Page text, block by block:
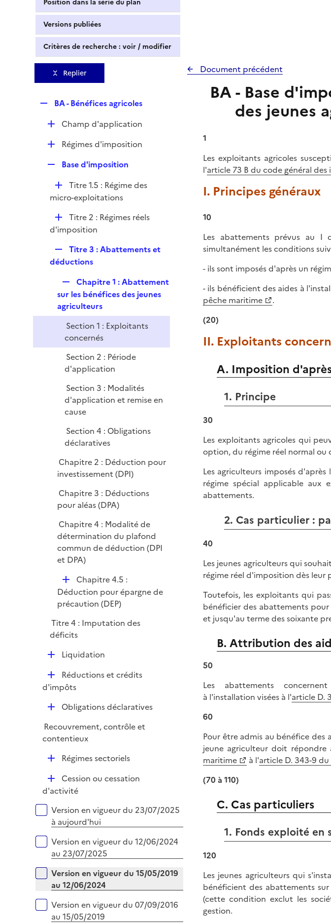
Position dans la série du plan
Versions publiées
Critères de recherche : voir / modifier
Replier
p
l
i
e
BA - Bénéfices agricoles
D
e
r
Champ d'application
D
l
i
e
r
Régimes d'imposition
p
l
i
e
r
Base d'imposition
D
é
i
r
Titre 1.5 : Régime des
micro-exploitations
D
é
i
Titre 2 : Régimes réels
d'imposition
e
l
i
e
r
Titre 3 : Abattements et
déductions
e
p
l
i
e
Chapitre 1 : Abattement
sur les bénéfices des jeunes
agriculteurs
Section 1 : Exploitants
concernés
Section 2 : Période
d'application
Section 3 : Modalités
d'application et remise en
cause
Section 4 : Obligations
déclaratives
Chapitre 2 : Déduction pour
investissement (DPI)
Chapitre 3 : Déductions
pour aléas (DPA)
Chapitre 4 : Modalité de
détermination du plafond
commun de déduction (DPI
et DPA)
D
é
p
i
e
Chapitre 4.5 :
Déduction pour épargne de
précaution (DEP)
Titre 4 : Imputation des
déficits
D
l
r
Liquidation
D
é
e
r
Réductions et crédits
d'impôts
D
p
l
Obligations déclaratives
Recouvrement, contrôle et
contentieux
D
l
i
e
r
Régimes sectoriels
D
é
l
i
e
Cession ou cessation
d'activité
Versions sur la période
Version en vigueur du 23/07/2025
à aujourd'hui
Version en vigueur du 12/06/2024
au 23/07/2025
Version en vigueur du 15/05/2019
au 12/06/2024
Version en vigueur du 07/09/2016
au 15/05/2019
Document précédent
BA - Base
des jeunes
1
Les exploitants agricoles
l'article 73 B du code général des
I. Principes généraux
10
Les abattements prévus au I
simultanément les conditions
- ils sont imposés d'après un
- ils bénéficient des aides à
pêche maritime
.
(20)
II. Exploitants
A. Imposition
1. Principe
30
Les exploitants agricoles qui
option, du régime réel normal ou
Les agriculteurs imposés
régime spécial applicable aux
abattements.
2. Cas particulier :
40
Les jeunes agriculteurs qui
régime réel d'imposition dès leur
Toutefois, les exploitants qui
bénéficier des abattements
et jusqu'au terme des soixante
B. Attribution des
50
Les abattements
à l'installation visées à l'article D.
60
Pour être admis au bénéfice
jeune agriculteur doit
maritime
à l'article D. 343-9
(70 à 110)
C. Cas particuliers
1. Fonds exploité en
120
Les jeunes agriculteurs qui
bénéficient des abattements
(cette condition exclut les
gestion.